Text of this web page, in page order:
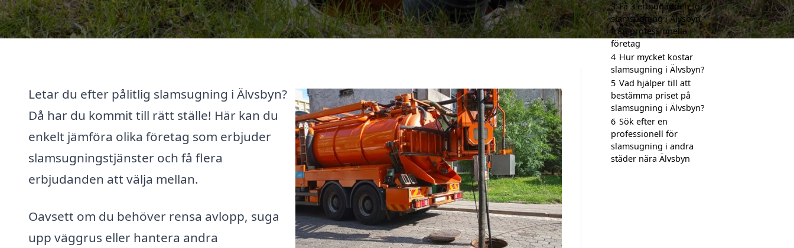
Letar du efter pålitlig slamsugning i Älvsbyn?
Då har du kommit till rätt ställe! Här kan du
enkelt jämföra olika företag som erbjuder
slamsugningstjänster och få flera
erbjudanden att välja mellan.
Oavsett om du behöver rensa avlopp, suga
upp väggrus eller hantera andra
3 Få 3 erbjudanden för
slamsugning i Älvsbyn
från professionella
företag
4 Hur mycket kostar
slamsugning i Älvsbyn?
5 Vad hjälper till att
bestämma priset på
slamsugning i Älvsbyn?
6 Sök efter en
professionell för
slamsugning i andra
städer nära Älvsbyn